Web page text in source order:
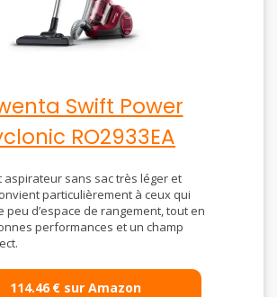
Swift Power
RO2933EA
aspirateur sans sac très léger et
particulièrement à ceux qui
peu d’espace de rangement, tout en
performances et un champ
114.46€ sur Amazon